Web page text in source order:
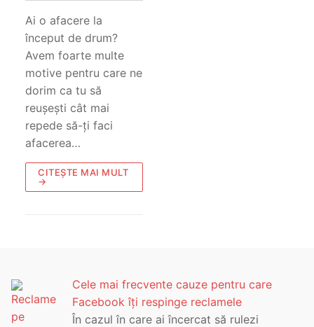
Ai o afacere la
început de drum?
Avem foarte multe
motive pentru care ne
dorim ca tu să
reușești cât mai
repede să-ți faci
afacerea…
CITEȘTE MAI MULT
→
Cele mai frecvente cauze pentru care
Facebook îți respinge reclamele
În cazul în care ai încercat să rulezi